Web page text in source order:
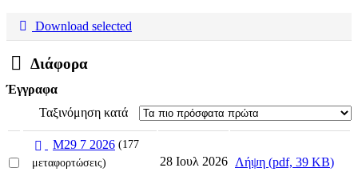
Download selected
Φάκελος
Διάφορα
Έγγραφα
Ταξινόμηση κατά
Select
p
d
M29 7 2026 (177
μεταφορτώσεις)
28 Ιουλ 2026 Λήψη (pdf, 39 KB)